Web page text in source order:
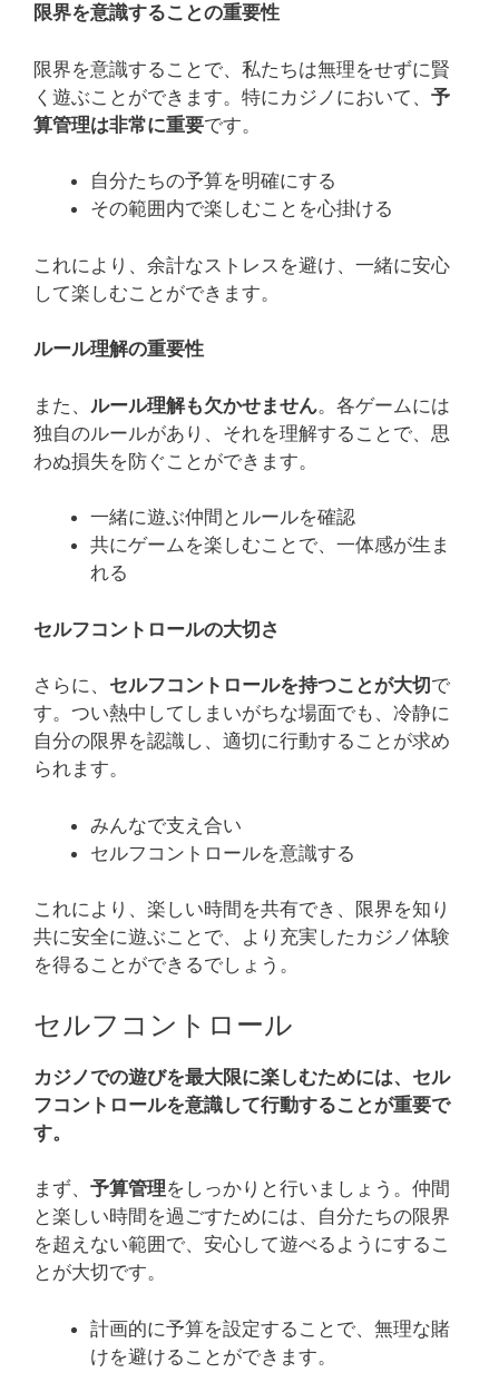
限界を意識することの重要性
限界を意識することで、私たちは無理をせずに賢
く遊ぶことができます。特にカジノにおいて、 予
算管理は非常に重要です。
自分たちの予算を明確にする
その範囲内で楽しむことを心掛ける
これにより、余計なストレスを避け、一緒に安心
して楽しむことができます。
ルール理解の重要性
また、 ルール理解も欠かせません。各ゲームには
独自のルールがあり、それを理解することで、思
わぬ損失を防ぐことができます。
一緒に遊ぶ仲間とルールを確認
共にゲームを楽しむことで、一体感が生ま
れる
セルフコントロールの大切さ
さらに、 セルフコントロールを持つことが大切 で
す。つい熱中してしまいがちな場面でも、冷静に
自分の限界を認識し、適切に行動することが求め
られます。
みんなで支え合い
セルフコントロールを意識する
これにより、楽しい時間を共有でき、限界を知り
共に安全に遊ぶことで、より充実したカジノ体験
を得ることができるでしょう。
セルフコントロール
カジノでの遊びを最大限に楽しむためには、セル
フコントロールを意識して行動することが重要で
す。
まず、 予算管理をしっかりと行いましょう。仲間
と楽しい時間を過ごすためには、自分たちの限界
を超えない範囲で、安心して遊べるようにするこ
とが大切です。
計画的に予算を設定することで、無理な賭
けを避けることができます。